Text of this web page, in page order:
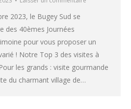
2023, le Bugey Sud se
des 40èmes Journées
pour vous proposer un
! Notre Top 3 des visites à
les grands : visite gourmande
du charmant village de…